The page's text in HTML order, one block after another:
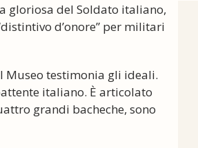
gloriosa del Soldato italiano,
d’onore” per militari
Museo testimonia gli ideali.
italiano. È articolato
grandi bacheche, sono